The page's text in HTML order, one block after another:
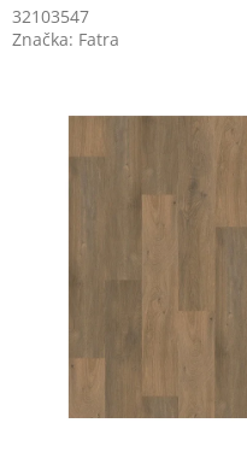
32103547
Značka: Fatra